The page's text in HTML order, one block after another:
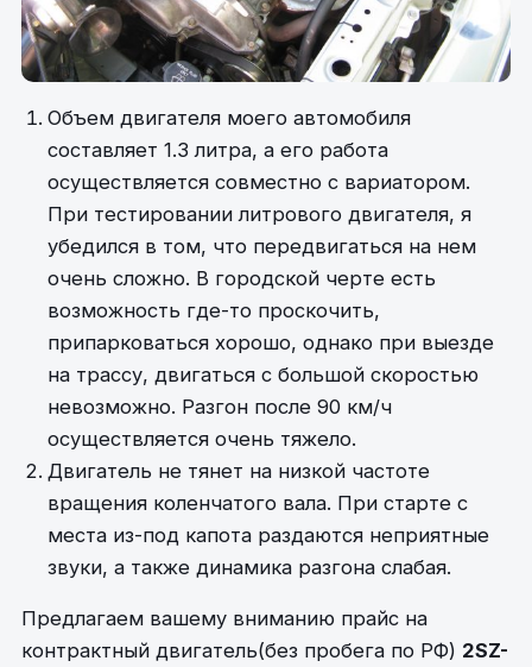
Объем двигателя моего автомобиля
составляет 1.3 литра, а его работа
осуществляется совместно с вариатором.
При тестировании литрового двигателя, я
убедился в том, что передвигаться на нем
очень сложно. В городской черте есть
возможность где-то проскочить,
припарковаться хорошо, однако при выезде
на трассу, двигаться с большой скоростью
невозможно. Разгон после 90 км/ч
осуществляется очень тяжело.
Двигатель не тянет на низкой частоте
вращения коленчатого вала. При старте с
места из-под капота раздаются неприятные
звуки, а также динамика разгона слабая.
Предлагаем вашему вниманию прайс на
контрактный двигатель(без пробега по РФ) 2SZ-